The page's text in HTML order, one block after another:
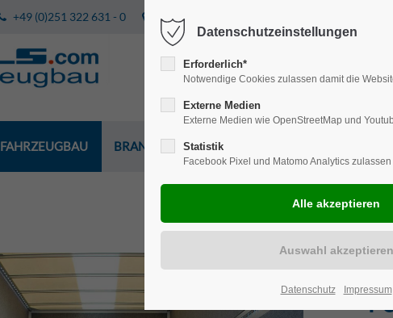
+49 (0)251 322 631 - 0 Harkortstraße 12, 48163 Münster Mo.-
FAHRZEUGBAU BRANCHENLÖSUNGEN
Datenschutzeinstellungen
Erforderlich*
Notwendige Cookies zulassen damit die
Externe Medien
Externe Medien wie OpenStreetMap und
Statistik
Facebook Pixel und Matomo Analytics zulassen
Datenschutz Impressum